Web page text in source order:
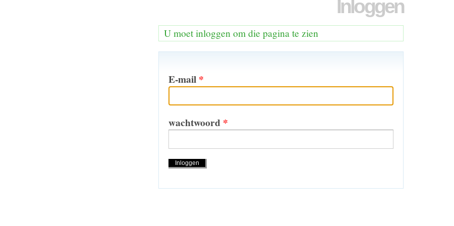
Inloggen
U moet inloggen om die pagina te zien
E-mail *
wachtwoord *
Handelingen